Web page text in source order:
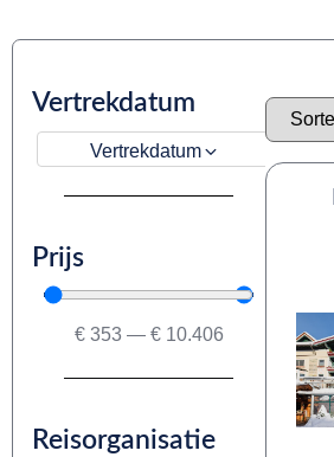
Vertrekdatum
Vertrekdatum
Prijs
€ 353 — € 10.406
Reisorganisatie